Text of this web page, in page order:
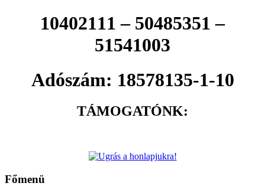
10402111 – 50485351 –
51541003
Adószám: 18578135-1-10
TÁMOGATÓNK:
Főmenü